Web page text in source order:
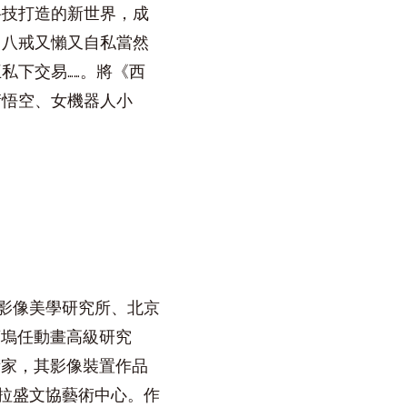
打造的新世界，成
戒又懶又自私當然
下交易……。將《西
空、女機器人小
像美學研究所、北京
任動畫高級研究
，其影像裝置作品
盛文協藝術中心。作